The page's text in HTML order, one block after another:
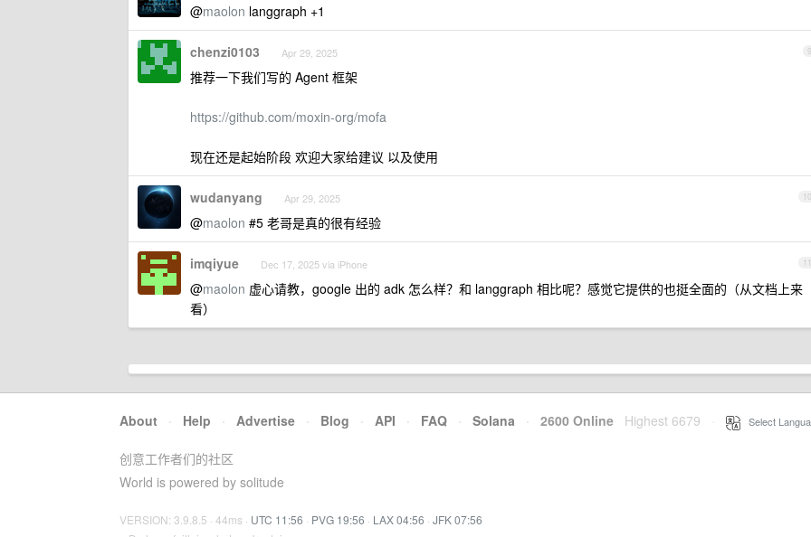
@maolon langgraph +1
9
chenzi0103 Apr 29, 2025
推荐一下我们写的 Agent 框架
https://github.com/moxin-org/mofa
现在还是起始阶段 欢迎大家给建议 以及使用
10
wudanyang Apr 29, 2025
@maolon #5 老哥是真的很有经验
11
imqiyue Dec 17, 2025 via iPhone
@maolon 虚心请教，google 出的 adk 怎么样？和 langgraph 相比呢？感觉它提供的也挺全面的（从文档上来
看）
About · Help · Advertise · Blog · API · FAQ · Solana · 2600 Online Highest 6679 Select
创意工作者们的社区
World is powered by solitude
VERSION: 3.9.8.5 · 44ms · UTC 11:56 · PVG 19:56 · LAX 04:56 · JFK 07:56